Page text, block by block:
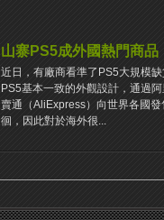
山寨PS5成外國熱門商品
近日，有廠商看準了PS5大規模
PS5基本一致的外觀設計，通過
賣通（AliExpress）向世界各國
徊，因此對於海外很...